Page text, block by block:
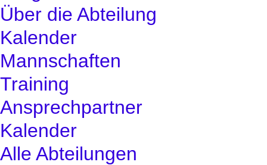
Über die Abteilung
Kalender
Mannschaften
Training
Ansprechpartner
Kalender
Alle Abteilungen